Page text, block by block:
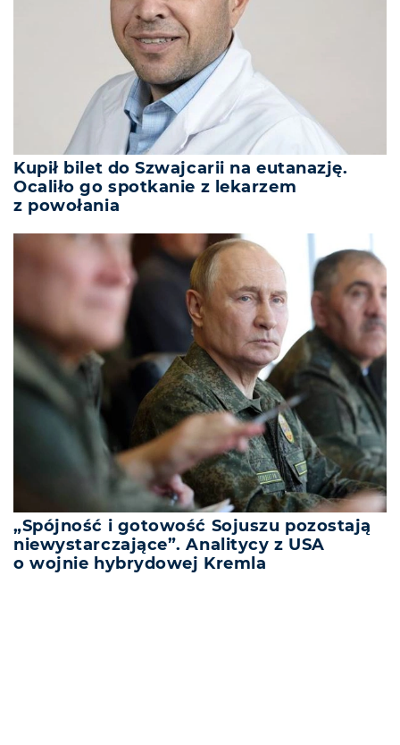
Kupił bilet do Szwajcarii na eutanazję.
Ocaliło go spotkanie z lekarzem
z powołania
„Spójność i gotowość Sojuszu pozostają
niewystarczające”. Analitycy z USA
o wojnie hybrydowej Kremla